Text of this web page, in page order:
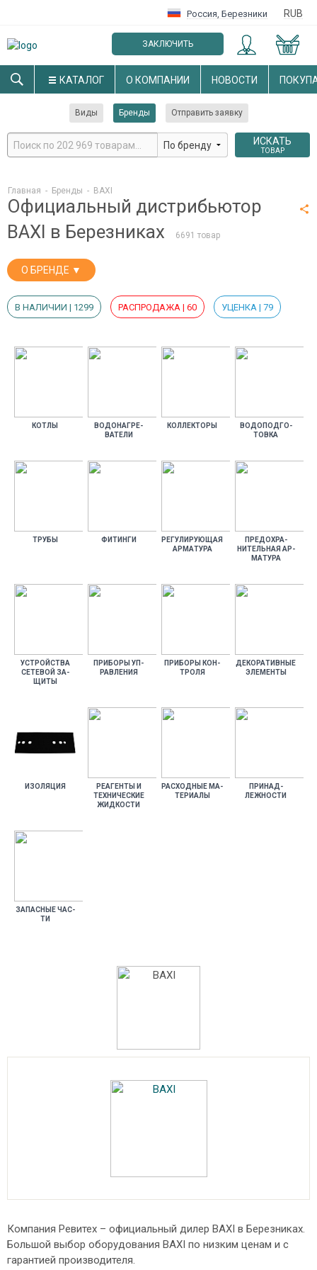
Россия, Березники RUB
ЗАКЛЮЧИТЬ
ОПТОВЫЙ ДОГОВОР
КАТАЛОГ О КОМПАНИИ НОВОСТИ
Виды Бренды Отправить заявку
ИСКАТЬ
ТОВАР
Главная - Бренды - BAXI
Официальный дистрибьютор
BAXI в Березниках
6691 товар
О БРЕНДЕ ▼
В НАЛИЧИИ | 1299 РАСПРОДАЖА | 60 УЦЕНКА | 79
КОТ­ЛЫ
ВО­ДОНАГ­РЕ­
ВАТЕ­ЛИ
КОЛ­ЛЕКТО­РЫ
ВО­ДОПОД­ГО­
ТОВ­КА
ТРУ­БЫ ФИ­ТИН­ГИ
РЕ­ГУЛИ­РУ­ЮЩАЯ
АР­МА­ТУРА
ПРЕ­ДОХ­РА­
НИТЕЛЬ­НАЯ АР­
МА­ТУРА
УС­ТРОЙ­СТВА
СЕ­ТЕВОЙ ЗА­
ЩИТЫ
ПРИ­БОРЫ УП­
РАВЛЕ­НИЯ
ПРИ­БОРЫ КОН­
ТРО­ЛЯ
ДЕ­КОРА­ТИВ­НЫЕ
ЭЛЕ­МЕН­ТЫ
ИЗО­ЛЯЦИЯ
РЕ­АГЕН­ТЫ И
ТЕХ­НИ­ЧЕС­КИЕ
ЖИД­КОСТИ
РАС­ХОДНЫЕ МА­
ТЕРИ­АЛЫ
ПРИ­НАД­
ЛЕЖНОС­ТИ
ЗА­ПАС­НЫЕ ЧАС­
ТИ
Компания Ревитех – официальный дилер BAXI в Березниках.
Большой выбор оборудования BAXI по низким ценам и с
гарантией производителя.